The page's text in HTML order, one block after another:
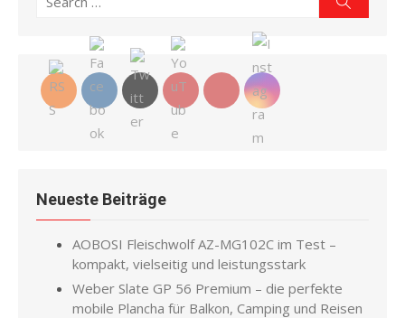
Neueste Beiträge
AOBOSI Fleischwolf AZ-MG102C im Test –
kompakt, vielseitig und leistungsstark
Weber Slate GP 56 Premium – die perfekte
mobile Plancha für Balkon, Camping und Reisen